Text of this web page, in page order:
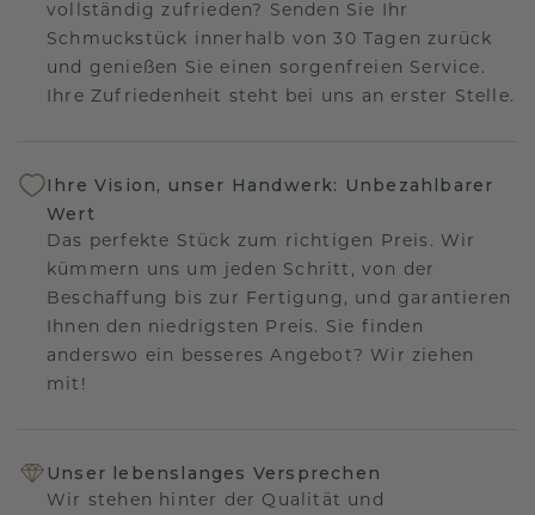
vollständig zufrieden? Senden Sie Ihr
Schmuckstück innerhalb von 30 Tagen zurück
und genießen Sie einen sorgenfreien Service.
Ihre Zufriedenheit steht bei uns an erster Stelle.
Ihre Vision, unser Handwerk: Unbezahlbarer
Wert
Das perfekte Stück zum richtigen Preis. Wir
kümmern uns um jeden Schritt, von der
Beschaffung bis zur Fertigung, und garantieren
Ihnen den niedrigsten Preis. Sie finden
anderswo ein besseres Angebot? Wir ziehen
mit!
Unser lebenslanges Versprechen
Wir stehen hinter der Qualität und